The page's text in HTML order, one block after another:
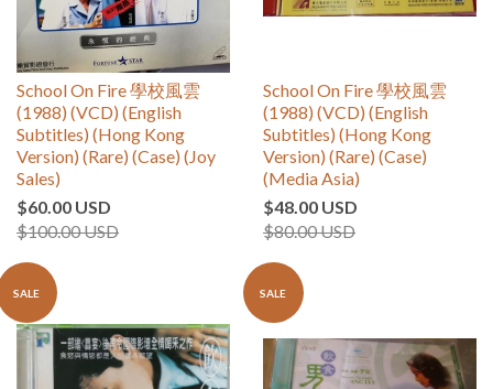
School On Fire 學校風雲
(1988) (VCD) (English
Subtitles) (Hong Kong
Version) (Rare) (Case) (Joy
Sales)
$60.00 USD
$100.00 USD
School On Fire 學校風雲
(1988) (VCD) (English
Subtitles) (Hong Kong
Version) (Rare) (Case)
(Media Asia)
$48.00 USD
$80.00 USD
SALE SALE